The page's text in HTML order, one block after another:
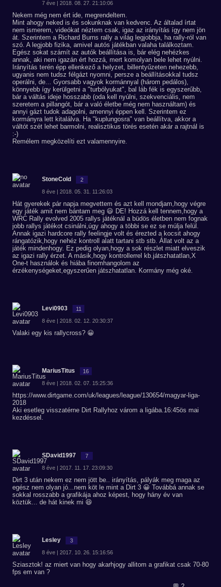
7 éve | 2018. 08. 27. 21:10:06
Nekem még nem ért ide, megrendeltem.
Mint ahogy neked is és sokunknak van kedvenc. Az általad írtat
nem ismerem, videókat néztem csak, igaz az irányítás így nem jön
át. Szerintem a Richard Burns rally a világ legjobbja, ha rally-ról van
szó. A legjobb fizika, amivel autós játékban valaha találkoztam.
Egész sokat számít az autók beállítása is, bár elég nehézkes
annak, aki nem igazán ért hozzá, mert komolyan bele lehet nyúlni.
Irányítás terén épp ellenkező a helyzet, billentyűzeten nehezebb,
ugyanis nem tudsz félgázt nyomni, persze a beállításokkal tudsz
operálni, de... Gyorsabb vagyok kormánnyal (három pedálos),
könnyebb így kerülgetni a "turbólyukat", bal láb fék is egyszerűbb,
bár a váltás ideje hosszabb (oda kell nyúlni, szekvenciális, nem
szeretem a pillangót, bár a való életbe még nem használtam) és
annyi gázt tudok adagolni, amennyi éppen kell. Szerintem ez
kormányra lett kitalálva. Ha "kuplungosra" van beállítva, akkor a
váltót szét lehet barmolni, realisztikus törés esetén akár a rajtnál is
:-)
Remélem megközelíti ezt valamennyire.
StoneCold 2
8 éve | 2018. 05. 31. 11:26:03
Hát gyerekek pár napja megvettem és azt kell mondjam,hogy végre
egy játék amit nem bántam meg 😃 DE! Hozzá kell tennem,hogy a
WRC Rally evolved 2005 rallys játéknál a büdös életben nem fognak
jobb rallys játékot csinálni,úgy ahogy a többi se ez se múlja felül.
Annak igazi hardcore rally feelingje volt és érezted a kocsit ahogy
rángatózik,hogy nehéz kontroll alatt tartani stb stb. Állat volt az a
játék mindenhogy. Ez pedig olyan,hogy a sok részlet miatt elveszik
az igazi rally érzet. A másik,hogy kontrollerrel kb.játszhatatlan,X
One-t használok és hiába finomhangolom az
érzékenységeket,egyszerűen játszhatatlan. Kormány még oké.
Levi0903 11
8 éve | 2018. 02. 12. 20:30:37
Valaki egy kis rallycross? 😀
MariusTitus 16
8 éve | 2018. 02. 07. 15:25:36
https://www.dirtgame.com/uk/leagues/league/130654/magyar-liga-
2018
Aki esetleg visszatérne Dirt Rallyhoz várom a ligába.16:45ös mai
kezdéssel.
SDavid1997 7
8 éve | 2017. 11. 17. 23:09:30
Dirt 3 után nekem ez nem jött be.. irányítás, pályák meg maga az
egész nem olyan jó...nem köt le mint a Dirt 3 😀 Továbbá annak se
sokkal rosszabb a grafikája ahoz képest, hogy hány év van
köztük... de hát kinek mi 😆
Lesley 3
8 éve | 2017. 10. 26. 15:16:56
Sziasztok! az miert van hogy akarhjogy allitom a grafikat csak 70-80
fps em van ?